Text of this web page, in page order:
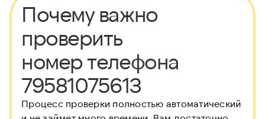
Почему важно
проверить
номер телефона
79581075613
Процесс проверки полностью автоматический